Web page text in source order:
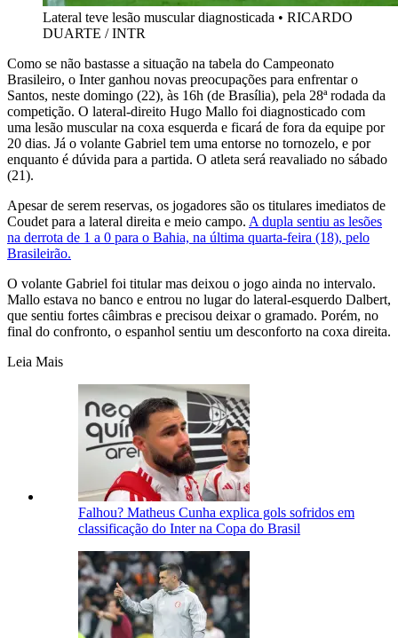
Lateral teve lesão muscular diagnosticada • RICARDO
DUARTE / INTR
Como se não bastasse a situação na tabela do Campeonato
Brasileiro, o Inter ganhou novas preocupações para enfrentar o
Santos, neste domingo (22), às 16h (de Brasília), pela 28ª rodada da
competição. O lateral-direito Hugo Mallo foi diagnosticado com
uma lesão muscular na coxa esquerda e ficará de fora da equipe por
20 dias. Já o volante Gabriel tem uma entorse no tornozelo, e por
enquanto é dúvida para a partida. O atleta será reavaliado no sábado
(21).
Apesar de serem reservas, os jogadores são os titulares imediatos de
Coudet para a lateral direita e meio campo. A dupla sentiu as lesões
na derrota de 1 a 0 para o Bahia, na última quarta-feira (18), pelo
Brasileirão.
O volante Gabriel foi titular mas deixou o jogo ainda no intervalo.
Mallo estava no banco e entrou no lugar do lateral-esquerdo Dalbert,
que sentiu fortes câimbras e precisou deixar o gramado. Porém, no
final do confronto, o espanhol sentiu um desconforto na coxa direita.
Leia Mais
Falhou? Matheus Cunha explica gols sofridos em
classificação do Inter na Copa do Brasil